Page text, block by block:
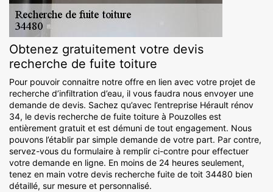
Obtenez gratuitement votre devis
recherche de fuite toiture
Pour pouvoir connaitre notre offre en lien avec votre projet de
recherche d’infiltration d’eau, il vous faudra nous envoyer une
demande de devis. Sachez qu’avec l’entreprise Hérault rénov
34, le devis recherche de fuite toiture à Pouzolles est
entièrement gratuit et est démuni de tout engagement. Nous
pouvons l’établir par simple demande de votre part. Par contre,
servez-vous du formulaire à remplir ci-contre pour effectuer
votre demande en ligne. En moins de 24 heures seulement,
tenez en main votre devis recherche fuite de toit 34480 bien
détaillé, sur mesure et personnalisé.